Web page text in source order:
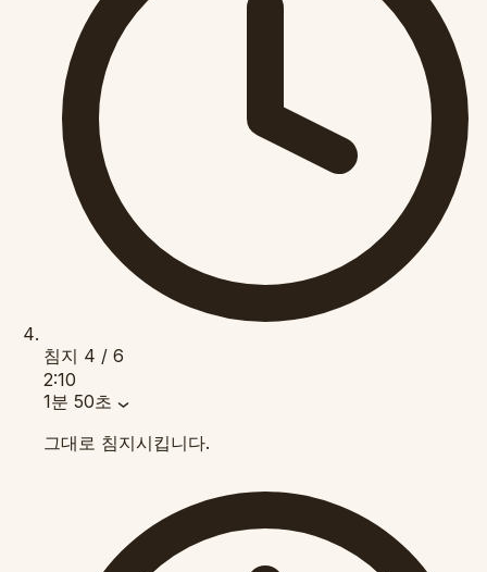
침지 4 / 6
2:10
1분 50초
그대로 침지시킵니다.